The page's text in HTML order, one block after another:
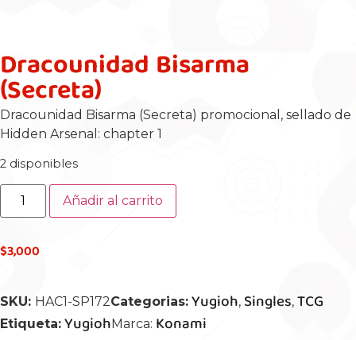
Dracounidad Bisarma
(Secreta)
Dracounidad Bisarma (Secreta) promocional, sellado de
Hidden Arsenal: chapter 1
2 disponibles
Añadir al carrito
$3,000
SKU: HAC1-SP172Categorias: Yugioh, Singles, TCG
Etiqueta: Yugioh Marca: Konami